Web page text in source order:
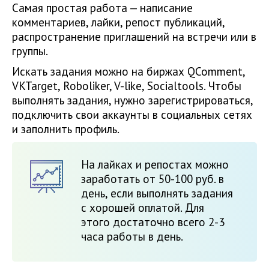
Самая простая работа — написание
комментариев, лайки, репост публикаций,
распространение приглашений на встречи или в
группы.
Искать задания можно на биржах QComment,
VKTarget, Roboliker, V-like, Socialtools. Чтобы
выполнять задания, нужно зарегистрироваться,
подключить свои аккаунты в социальных сетях
и заполнить профиль.
На лайках и репостах можно
заработать от 50-100 руб. в
день, если выполнять задания
с хорошей оплатой. Для
этого достаточно всего 2-3
часа работы в день.